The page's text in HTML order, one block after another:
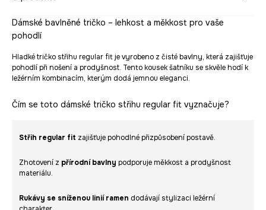
Dámské bavlněné tričko – lehkost a měkkost pro vaše
pohodlí
Hladké tričko střihu regular fit je vyrobeno z čisté bavlny, která zajišťuje
pohodlí při nošení a prodyšnost. Tento kousek šatníku se skvěle hodí k
ležérním kombinacím, kterým dodá jemnou eleganci.
Čím se toto dámské tričko střihu regular fit vyznačuje?
Střih regular fit zajišťuje pohodlné přizpůsobení postavě.
Zhotovení z přírodní bavlny podporuje měkkost a prodyšnost
materiálu.
Rukávy se sníženou linií ramen dodávají stylizaci ležérní